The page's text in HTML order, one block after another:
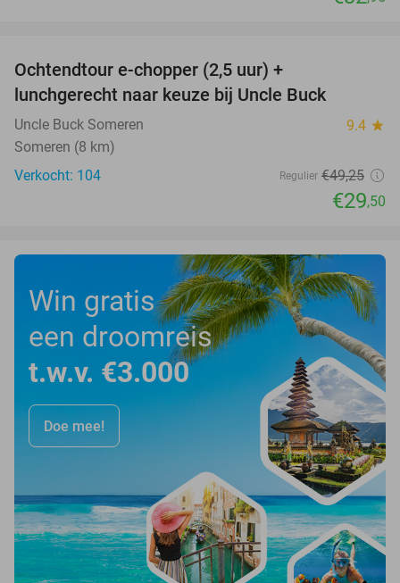
Ochtendtour e-chopper (2,5 uur) +
lunchgerecht naar keuze bij Uncle Buck
Uncle Buck Someren 9.4 star
Someren (8 km)
Verkocht: 104
Regulier €49,25
€29,50
Win gratis
een droomreis
t.w.v. €3.000
Doe mee!